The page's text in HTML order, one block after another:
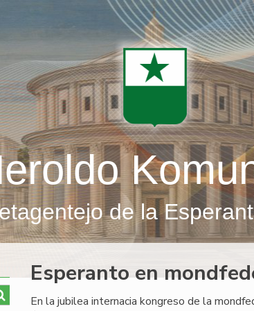
de la
Esperanto en
En la jubilea internacia kongreso de la